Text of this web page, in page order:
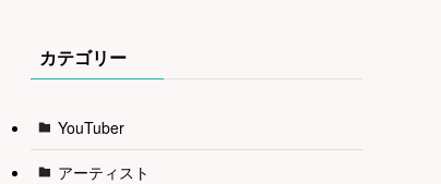
カテゴリー
YouTuber
アーティスト